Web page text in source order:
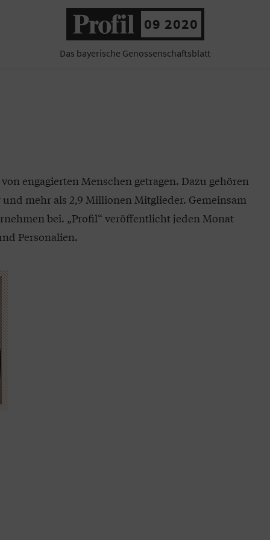
09 2020
Das bayerische Genossenschaftsblatt
engagierten Menschen getragen. Dazu gehören
mehr als 2,9 Millionen Mitglieder. Gemeinsam
bei. „Profil“ veröffentlicht jeden Monat
Personalien.